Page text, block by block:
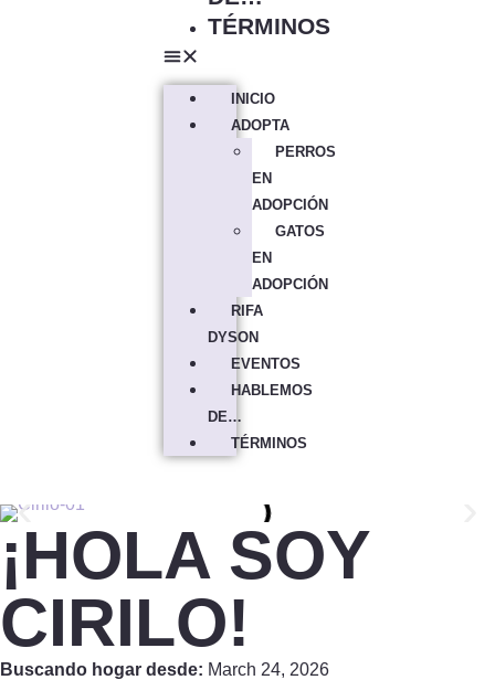
TÉRMINOS
INICIO
ADOPTA
PERROS
EN
ADOPCIÓN
GATOS
EN
ADOPCIÓN
RIFA
DYSON
EVENTOS
HABLEMOS
DE…
TÉRMINOS
¡HOLA SOY
CIRILO!
Buscando hogar desde: March 24, 2026